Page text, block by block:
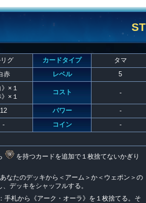
ST
グ カードタイプ
タマ
赤 レベル 5
》×１
》×１
コスト -
12 パワー
-
- コイン
-
を持つカードを追加で１枚捨てないかぎり
なたのデッキから＜アーム＞か＜ウェポン＞の
デッキをシャッフルする。
：手札から《アーク・オーラ》を１枚捨てる。そ